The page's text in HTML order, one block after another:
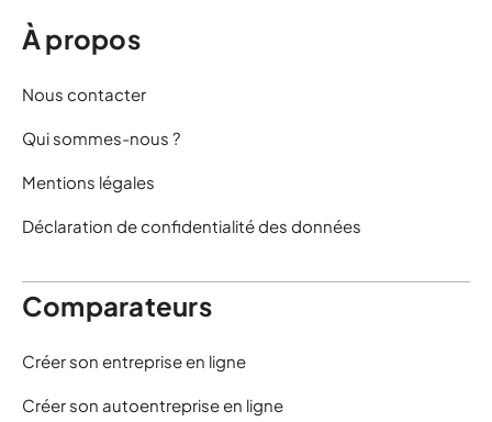
À propos
Nous contacter
Qui sommes-nous ?
Mentions légales
Déclaration de confidentialité des données
Comparateurs
Créer son entreprise en ligne
Créer son autoentreprise en ligne